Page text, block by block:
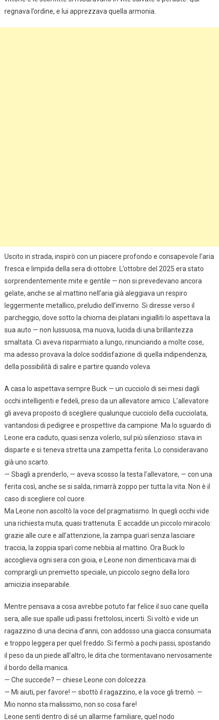
regnava l’ordine, e lui apprezzava quella armonia.
Uscito in strada, inspirò con un piacere profondo e consapevole l’aria
fresca e limpida della sera di ottobre. L’ottobre del 2025 era stato
sorprendentemente mite e gentile — non si prevedevano ancora
gelate, anche se al mattino nell’aria già aleggiava un respiro
leggermente metallico, preludio dell’inverno. Si diresse verso il
parcheggio, dove sotto la chioma dei platani ingialliti lo aspettava la
sua auto — non lussuosa, ma nuova, lucida di una brillantezza
smaltata. Ci aveva risparmiato a lungo, rinunciando a molte cose,
ma adesso provava la dolce soddisfazione di quella indipendenza,
della possibilità di salire e partire quando voleva.
A casa lo aspettava sempre Buck — un cucciolo di sei mesi dagli
occhi intelligenti e fedeli, preso da un allevatore amico. L’allevatore
gli aveva proposto di scegliere qualunque cucciolo della cucciolata,
vantandosi di pedigree e prospettive da campione. Ma lo sguardo di
Leone era caduto, quasi senza volerlo, sul più silenzioso: stava in
disparte e si teneva stretta una zampetta ferita. Lo consideravano
già uno scarto.
— Sbagli a prenderlo, — aveva scosso la testa l’allevatore, — con una
ferita così, anche se si salda, rimarrà zoppo per tutta la vita. Non è il
caso di scegliere col cuore.
Ma Leone non ascoltò la voce del pragmatismo. In quegli occhi vide
una richiesta muta, quasi trattenuta. E accadde un piccolo miracolo:
grazie alle cure e all’attenzione, la zampa guarì senza lasciare
traccia, la zoppia sparì come nebbia al mattino. Ora Buck lo
accoglieva ogni sera con gioia, e Leone non dimenticava mai di
comprargli un premietto speciale, un piccolo segno della loro
amicizia inseparabile.
Mentre pensava a cosa avrebbe potuto far felice il suo cane quella
sera, alle sue spalle udì passi frettolosi, incerti. Si voltò e vide un
ragazzino di una decina d’anni, con addosso una giacca consumata
e troppo leggera per quel freddo. Si fermò a pochi passi, spostando
il peso da un piede all’altro, le dita che tormentavano nervosamente
il bordo della manica.
— Che succede? — chiese Leone con dolcezza.
— Mi aiuti, per favore! — sbottò il ragazzino, e la voce gli tremò. —
Mio nonno sta malissimo, non so cosa fare!
Leone sentì dentro di sé un allarme familiare, quel nodo